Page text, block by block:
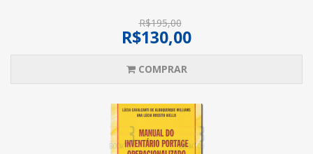
R$195,00
R$130,00
COMPRAR